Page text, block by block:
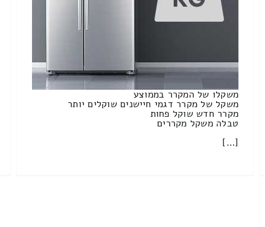
משקלו של המקרר בממוצע
משקל של מקרר דגמי חיישנים שוקלים יותר
מקרר חדש שוקל פחות
טבלה משקל מקררים
[…]